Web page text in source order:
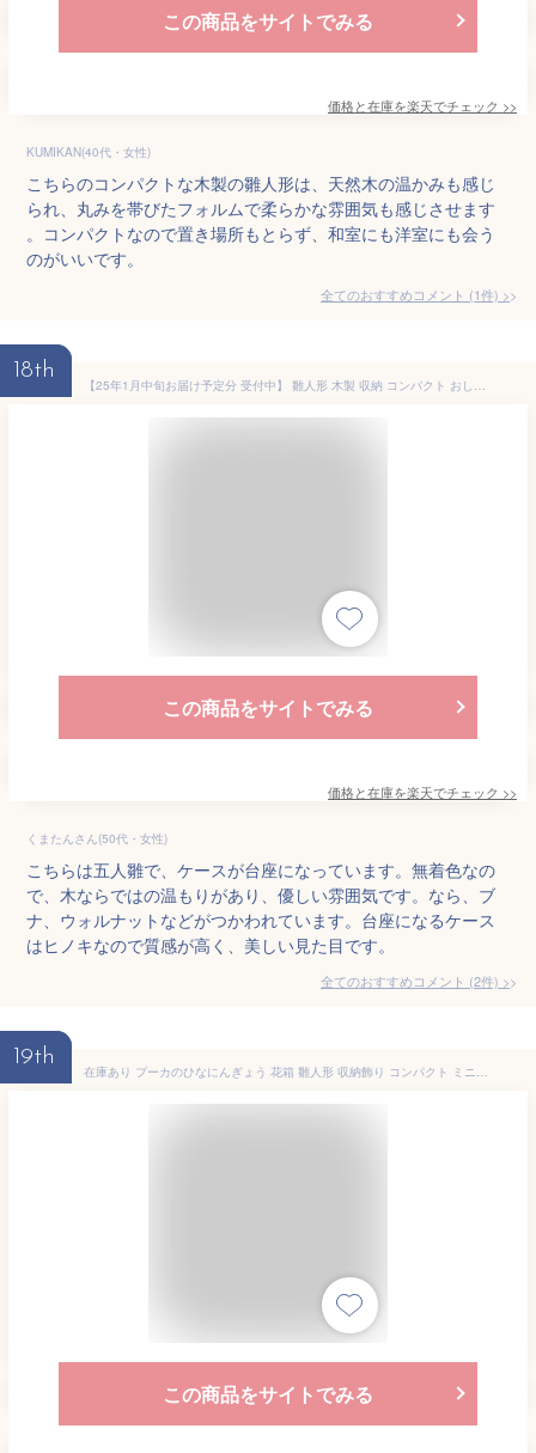
この商品をサイトでみる
価格と在庫を楽天でチェック >>
KUMIKAN(40代・女性)
こちらのコンパクトな木製の雛人形は、天然木の温かみも感じ
られ、丸みを帯びたフォルムで柔らかな雰囲気も感じさせます
。コンパクトなので置き場所もとらず、和室にも洋室にも会う
のがいいです。
全てのおすすめコメント (1件) >
18th
【25年1月中旬お届け予定分 受付中】 雛人形 木製 収納 コンパクト おしゃれ 親王 モダン お雛様 ひな人形 雛 飾り おひなさま 内裏様 お雛様 かわいい ひな祭り 人形 小さい マンション 今どき ミニ 【クムキ 色 〜いろ〜 収納台座 五人雛飾り】
この商品をサイトでみる
価格と在庫を楽天でチェック >>
くまたんさん(50代・女性)
こちらは五人雛で、ケースが台座になっています。無着色なの
で、木ならではの温もりがあり、優しい雰囲気です。なら、ブ
ナ、ウォルナットなどがつかわれています。台座になるケース
はヒノキなので質感が高く、美しい見た目です。
全てのおすすめコメント (2件) >
19th
在庫あり プーカのひなにんぎょう 花箱 雛人形 収納飾り コンパクト ミニ 五人飾り Puca HAKO 木製 積み木 徳永鯉 おしゃれ かわいい 人気 | ひな人形 桃の節句 ひなまつり ひな祭り おひなさま 積木 出産祝い 小物 雛祭り 初節句 女の子 プレゼント 縁起物
この商品をサイトでみる